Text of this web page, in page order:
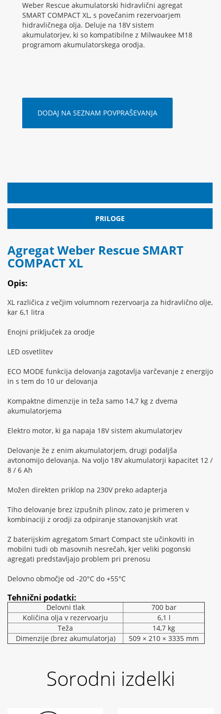
Weber Rescue akumulatorski hidravlični agregat
SMART COMPACT XL, s povečanim rezervoarjem
hidravličnega olja. Deluje na 18V sistem
akumulatorjev, ki so kompatibilne z Milwaukee M18
programom akumulatorskega orodja.
DODAJ NA SEZNAM POVPRAŠEVANJA
PRILOGE
Agregat Weber Rescue SMART
COMPACT XL
Opis:
XL različica z večjim volumnom rezervoarja za hidravlično olje,
kar 6,1 litra
Enojni priključek za orodje
LED osvetlitev
ECO MODE funkcija delovanja zagotavlja varčevanje z energijo
in s tem do 10 ur delovanja
Kompaktne dimenzije in teža samo 14,7 kg z dvema
akumulatorjema
Elektro motor, ki ga napaja 18V sistem akumulatorjev
Delovanje že z enim akumulatorjem, drugi podaljša
avtonomijo delovanja. Na voljo 18V akumulatorji kapacitet 12 /
8 / 6 Ah
Možen direkten priklop na 230V preko adapterja
Tiho delovanje brez izpušnih plinov, zato je primeren v
kombinaciji z orodji za odpiranje stanovanjskih vrat
Z baterijskim agregatom Smart Compact ste učinkoviti in
mobilni tudi ob masovnih nesrečah, kjer veliki pogonski
agregati predstavljajo problem pri prenosu
Delovno območje od -20°C do +55°C
Tehnični podatki:
Delovni tlak
700 bar
Količina olja v rezervoarju
6,1 l
Teža
14,7 kg
Dimenzije (brez akumulatorja)
509 × 210 × 3335 mm
Sorodni izdelki